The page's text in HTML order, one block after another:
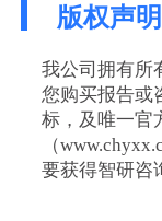
版权声明
我公司拥有所
您购买报告或
标，及唯一官
（
要获得智研咨